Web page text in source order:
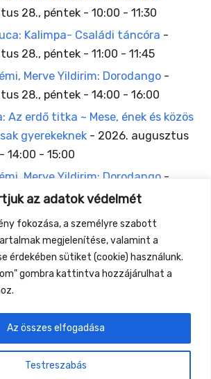
az adatok védelmét
fokozása, a személyre szabott
megjelenítése, valamint a
érdekében sütiket (cookie) használunk.
gombra kattintva hozzájárulhat a
Testreszabás
Az összes elfogadása
28., péntek - 10:00 - 11:30
Kalimpa- Családi táncóra -
28., péntek - 11:00 - 11:45
Merve Yildirim: Dorodango -
28., péntek - 14:00 - 16:00
Az erdő titka ~ Mese, ének és közös
gyerekeknek - 2026. augusztus
14:00 - 15:00
Merve Yildirim: Dorodango -
29., szombat - 15:00 - 16:00
Emil : Az én saját könyvem (zine-
- 2026. augusztus 30.,
- 11:00
2026. augusztus 27-30.,